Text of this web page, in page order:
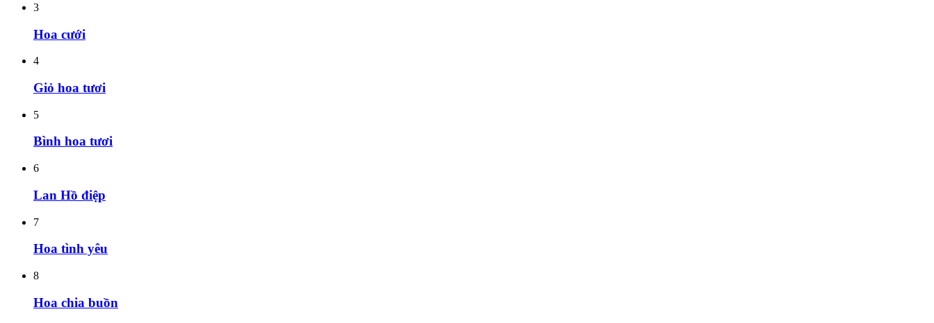
3
Hoa cưới
4
Giỏ hoa tươi
5
Bình hoa tươi
6
Lan Hồ điệp
7
Hoa tình yêu
8
Hoa chia buồn